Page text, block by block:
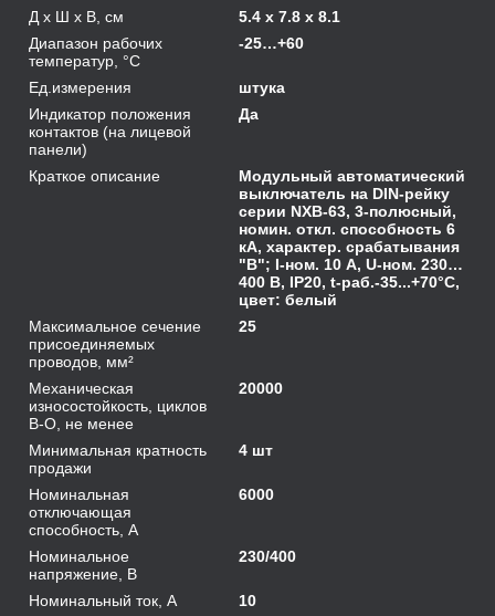
Д х Ш х В, см
5.4 x 7.8 x 8.1
Диапазон рабочих
температур, °С
-25…+60
Ед.измерения
штука
Индикатор положения
контактов (на лицевой
панели)
Да
Краткое описание
Модульный автоматический
выключатель на DIN-рейку
серии NXB-63, 3-полюсный,
номин. откл. способность 6
кА, характер. срабатывания
"B"; I-ном. 10 А, U-ном. 230…
400 В, IP20, t-раб.-35...+70°C,
цвет: белый
Максимальное сечение
присоединяемых
проводов, мм²
25
Механическая
износостойкость, циклов
В-О, не менее
20000
Минимальная кратность
продажи
4 шт
Номинальная
отключающая
способность, А
6000
Номинальное
напряжение, В
230/400
Номинальный ток, А
10